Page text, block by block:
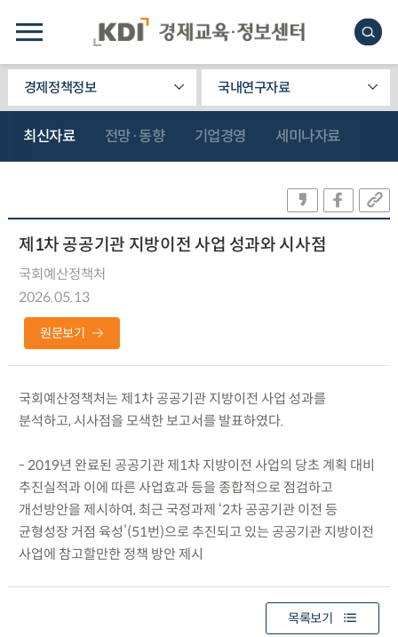
경제정책정보 국내연구자료
최신자료 전망·동향 기업경영 세미나자료
제1차 공공기관 지방이전 사업 성과와 시사점
국회예산정책처
2026.05.13
원문보기
국회예산정책처는 제1차 공공기관 지방이전 사업 성과를
분석하고, 시사점을 모색한 보고서를 발표하였다.
- 2019년 완료된 공공기관 제1차 지방이전 사업의 당초 계획 대비
추진실적과 이에 따른 사업효과 등을 종합적으로 점검하고
개선방안을 제시하여, 최근 국정과제 ‘2차 공공기관 이전 등
균형성장 거점 육성’(51번)으로 추진되고 있는 공공기관 지방이전
사업에 참고할만한 정책 방안 제시
목록보기